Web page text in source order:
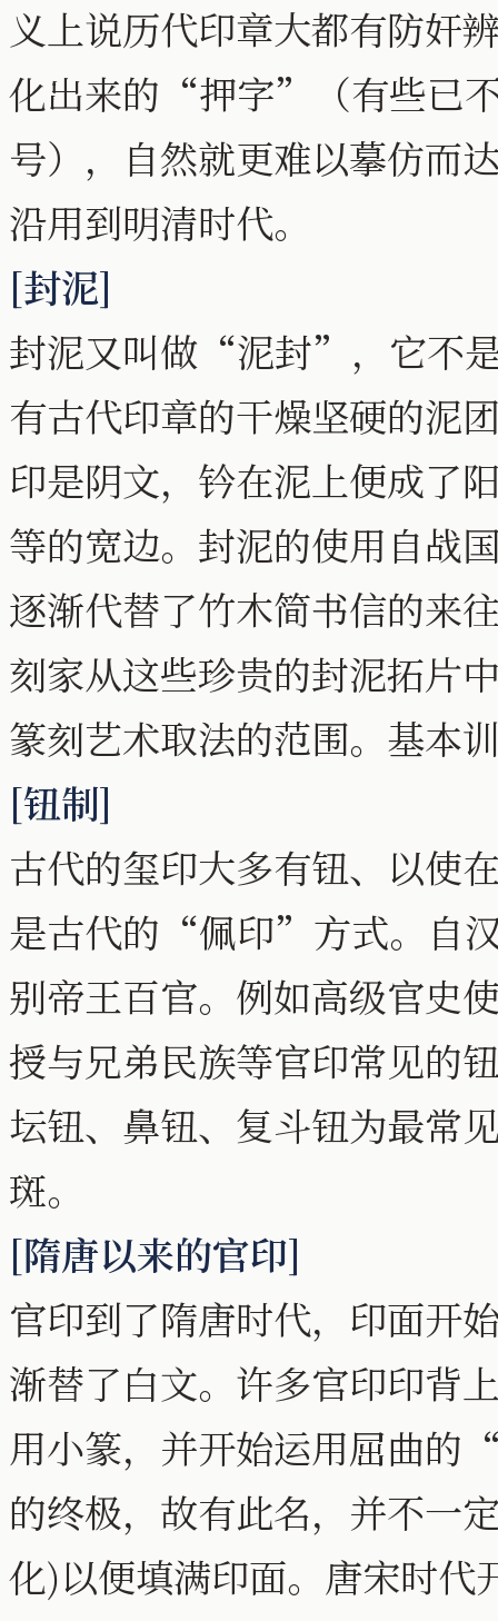
义上说历代印章大都有防奸
化出来的“押字”（有些已
号），自然就更难以摹仿而
沿用到明清时代。
[封泥]
封泥又叫做“泥封”，它不
有古代印章的干燥坚硬的
印是阴文，钤在泥上便成了
等的宽边。封泥的使用自战
逐渐代替了竹木简书信的来
刻家从这些珍贵的封泥拓片
篆刻艺术取法的范围。基本
[钮制]
古代的玺印大多有钮、以使
是古代的“佩印”方式。自
别帝王百官。例如高级官史
授与兄弟民族等官印常见的
坛钮、鼻钮、复斗钮为最常
斑。
[隋唐以来的官印]
官印到了隋唐时代，印面开
渐替了白文。许多官印印背
用小篆，并开始运用屈曲
的终极，故有此名，并不一
化)以便填满印面。唐宋时代